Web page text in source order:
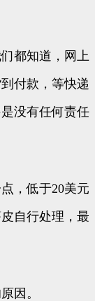
都知道，网上
付款，等快递
没有任何责任
，低于20美元
自行处理，最
因。